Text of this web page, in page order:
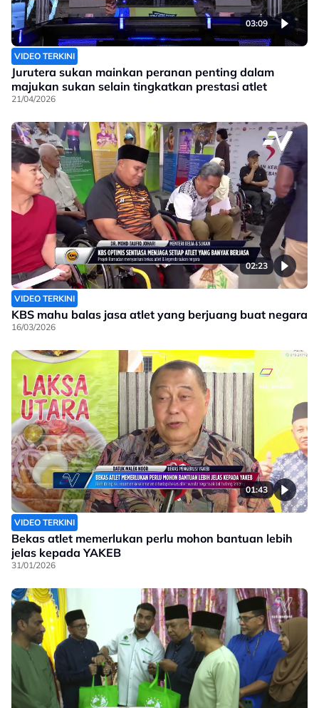
03:09
VIDEO TERKINI
Jurutera sukan mainkan peranan penting dalam
majukan sukan selain tingkatkan prestasi atlet
21/04/2026
02:23
VIDEO TERKINI
KBS mahu balas jasa atlet yang berjuang buat negara
16/03/2026
01:43
VIDEO TERKINI
Bekas atlet memerlukan perlu mohon bantuan lebih
jelas kepada YAKEB
31/01/2026